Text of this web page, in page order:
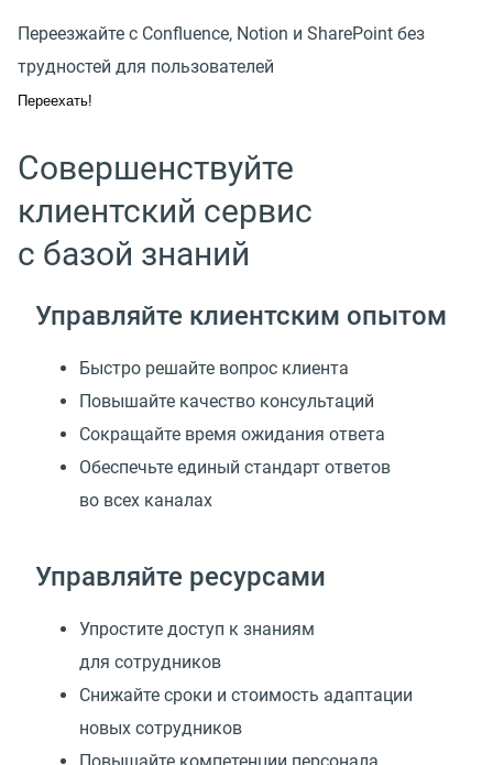
Переезжайте с Confluence, Notion и SharePoint без
трудностей для пользователей
Переехать!
Совершенствуйте
клиентский сервис
с базой знаний
Управляйте клиентским опытом
Быстро решайте вопрос клиента
Повышайте качество консультаций
Сокращайте время ожидания ответа
Обеспечьте единый стандарт ответов
во всех каналах
Управляйте ресурсами
Упростите доступ к знаниям
для сотрудников
Снижайте сроки и стоимость адаптации
новых сотрудников